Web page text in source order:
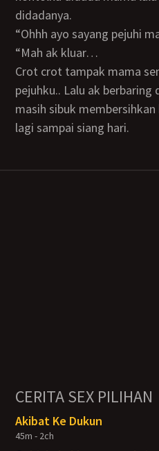
didadanya.
“ohhh ayo sayang pejuhi
“mah ak kluar…
Crot crot tampak mama semangant menjilati
pejuhku.. Lalu ak
masih sibuk
lagi sampai siang hari.
CERITA SEX PILIHAN
Akibat Ke Dukun
45m - 2ch